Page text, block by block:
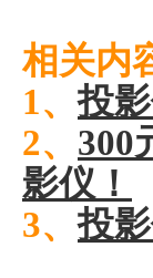
相关内
1、投
2、 300
影仪！
3、投